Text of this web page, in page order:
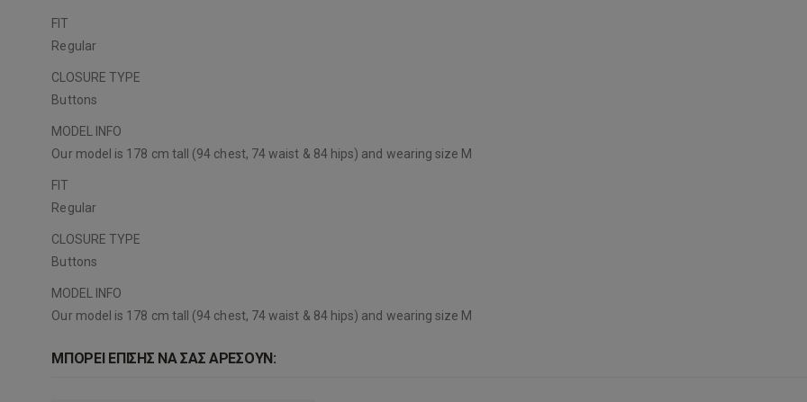
FIT
Regular
CLOSURE TYPE
Buttons
MODEL INFO
Our model is 178 cm tall (94 chest, 74 waist & 84 hips) and wearing size M
FIT
Regular
CLOSURE TYPE
Buttons
MODEL INFO
Our model is 178 cm tall (94 chest, 74 waist & 84 hips) and wearing size M
ΜΠΟΡΕΊ ΕΠΊΣΗΣ ΝΑ ΣΑΣ ΑΡΈΣΟΥΝ: